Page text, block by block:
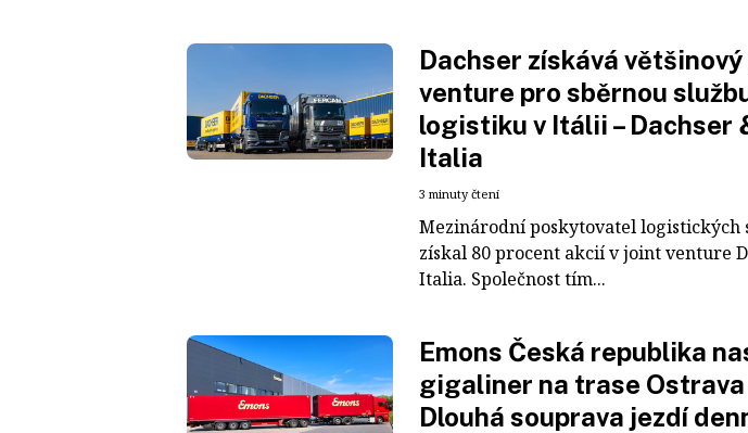
Dachser získává
venture pro sběrnou
logistiku v Itálii – Dachser
Italia
3 minuty čtení
Mezinárodní poskytovatel logistických
získal 80 procent akcií v joint venture
Italia. Společnost tím...
Emons Česká republika
gigaliner na trase Ostrava
Dlouhá souprava jezdí